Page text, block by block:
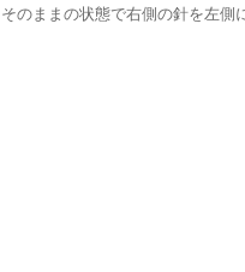
そのままの状態で右側の針を左側